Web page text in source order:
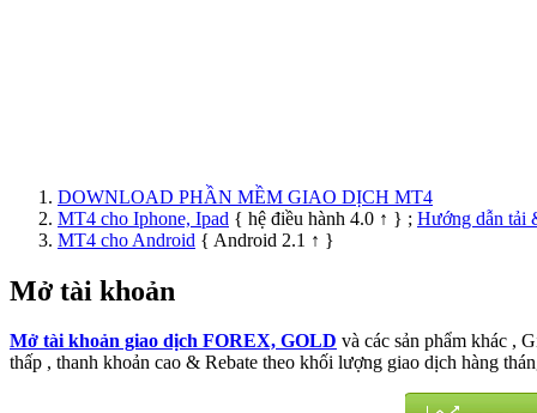
Mở tài khoản giao dịch FOREX, GOLDvà các sản phẩm khác ,
thấp , thanh khoản cao & Rebate theo khối lượng giao dịch hàng
FXVIET X2 Academy | Huấn luyện đầu tư crypto chuyên sâu 1:1